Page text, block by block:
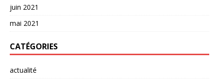
juin 2021
mai 2021
CATÉGORIES
actualité